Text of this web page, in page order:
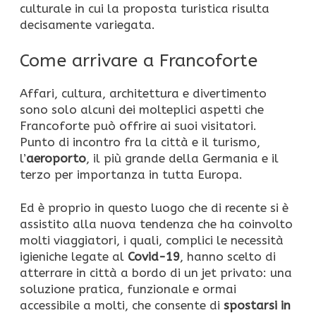
culturale in cui la proposta turistica risulta
decisamente variegata.
Come arrivare a Francoforte
Affari, cultura, architettura e divertimento
sono solo alcuni dei molteplici aspetti che
Francoforte può offrire ai suoi visitatori.
Punto di incontro fra la città e il turismo,
l’aeroporto, il più grande della Germania e il
terzo per importanza in tutta Europa.
Ed è proprio in questo luogo che di recente si è
assistito alla nuova tendenza che ha coinvolto
molti viaggiatori, i quali, complici le necessità
igieniche legate al Covid-19, hanno scelto di
atterrare in città a bordo di un jet privato: una
soluzione pratica, funzionale e ormai
accessibile a molti, che consente di spostarsi in